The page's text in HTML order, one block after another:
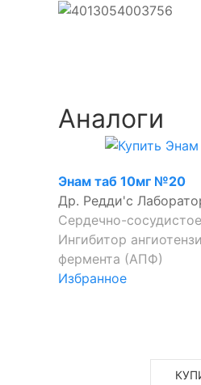
Аналоги
Энам таб 10мг №20
Др. Редди'с
Сердечно-
Ингибитор
фермента (АПФ)
Избранное